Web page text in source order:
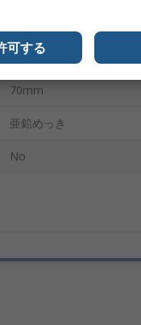
25mm
70mm
亜鉛めっき
No
可する